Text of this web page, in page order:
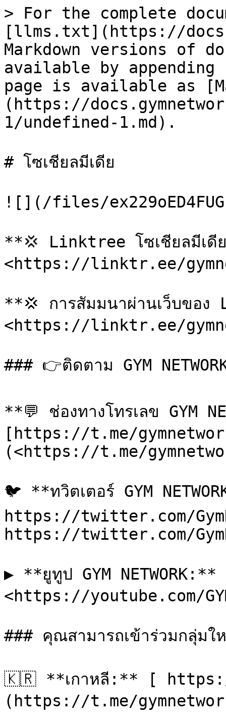
> For the complete
[llms.txt](https://
Markdown versions of
available by
page is available as
(https://
1/undefined-1.md).
# โซเชียลมีเดีย
![](/files/
**💢 Linktree โซเชียลมีเ
<https://linktr.ee/
**💢 การสัมมนาผ่านเว็บขอ
<https://linktr.ee/
### 👉ติดตาม GYM
**💬 ช่องทางโทรเลข GYM
[https://t.me/
(<https://t.me/
🐦 **ทวิตเตอร์ GYM
https://twitter.com/
https://twitter.com/
▶️ **ยูทูป GYM NETWORK:**
<https://youtube.com/
### คุณสามารถเข้าร่วมกลุ่ม
🇰🇷 **เกาหลี:** [
(https://t.me/